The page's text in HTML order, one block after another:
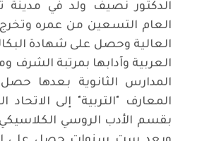
الدكتور نصيف ولد في مدينة
العام التسعين من عمره
العالية وحصل على شهادة
العربية وآدابها بمرتبة
المدارس الثانوية بعدها
المعارف "التربية" إلى الاتحاد
بقسم الأدب الروسي